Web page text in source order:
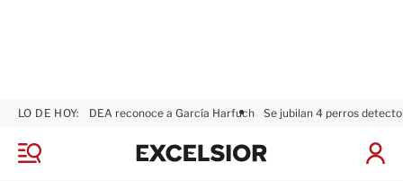
M
LO DE HOY: DEA reconoce a García Harfuch Se jubilan 4 perros
I
x